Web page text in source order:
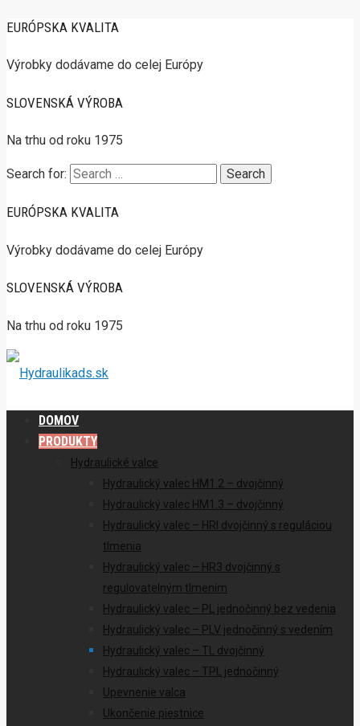
EURÓPSKA KVALITA
Výrobky dodávame do celej Európy
SLOVENSKÁ VÝROBA
Na trhu od roku 1975
Search for:
EURÓPSKA KVALITA
Výrobky dodávame do celej Európy
SLOVENSKÁ VÝROBA
Na trhu od roku 1975
DOMOV
PRODUKTY
Hydraulické valce
Hydraulický valec HM1.2 – dvojčinný
Hydraulický valec HM1.3 – dvojčinný
Hydraulický valec – HRI dvojčinný s reguláciou
tlmenia
Hydraulický valec – HR3 dvojčinný s
regulovatelným tlmením
Hydraulický valec – PL jednočinný bez vedenia
Hydraulický valec – PLV jednočinný s vedením
Hydraulický valec – TL dvojčinný
Hydraulický valec – TPL jednočinný
Upevnenie valca
Ukončenie piestnice